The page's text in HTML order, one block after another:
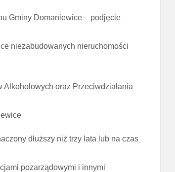
Gminy Domaniewice – podjęcie
niezabudowanych nieruchomości
oraz Przeciwdziałania
dłuższy niż trzy lata lub na czas
pozarządowymi i innymi